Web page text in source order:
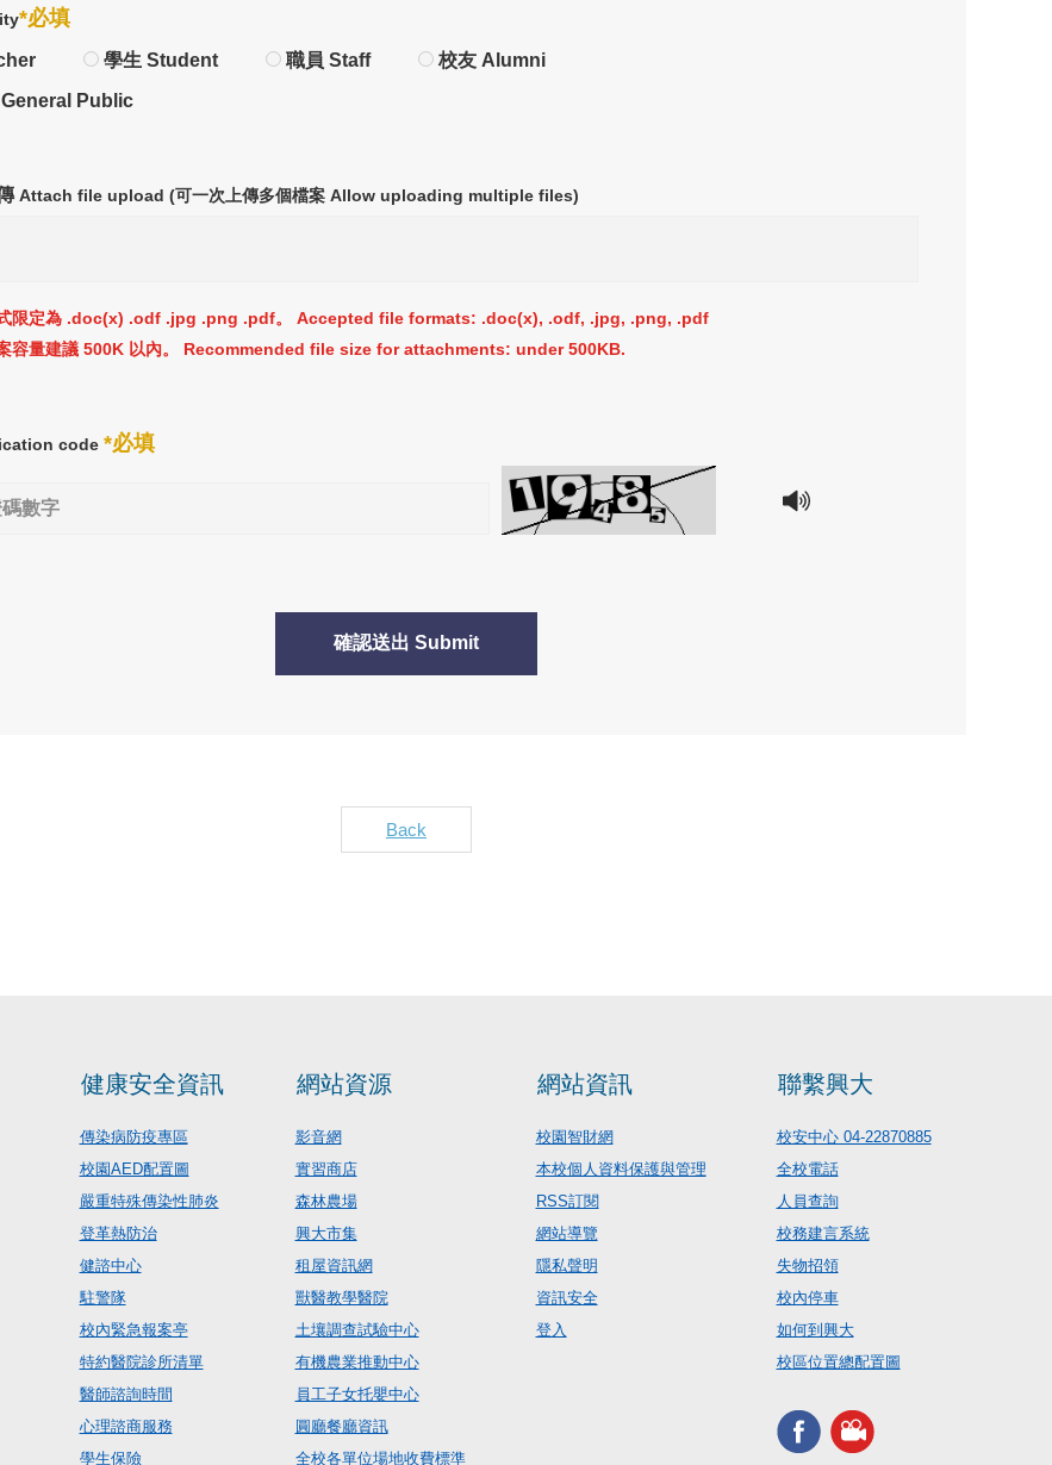
*必填
學生 Student 職員 Staff
校友 Alumni
Public
Attach file upload (可一次上傳多個檔案 Allow uploading multiple files)
限定為 .doc(x) .odf .jpg .png .pdf。 Accepted file formats: .doc(x), .odf, .jpg, .png, .pdf
容量建議 500K 以內。 Recommended file size for attachments: under 500KB.
code *必填
確認送出 Submit
Back
健康安全資訊
傳染病防疫專區
校園AED配置圖
嚴重特殊傳染性肺炎
登革熱防治
健諮中心
駐警隊
校內緊急報案亭
特約醫院診所清單
醫師諮詢時間
心理諮商服務
學生保險
網站資源
影音網
實習商店
森林農場
興大市集
租屋資訊網
獸醫教學醫院
土壤調查試驗中心
有機農業推動中心
員工子女托嬰中心
圓廳餐廳資訊
全校各單位場地收費標準
網站資訊
校園智財網
本校個人資料保護與管理
RSS訂閱
網站導覽
隱私聲明
資訊安全
登入
聯繫興大
校安中心 04-22870885
全校電話
人員查詢
校務建言系統
失物招領
校內停車
如何到興大
校區位置總配置圖